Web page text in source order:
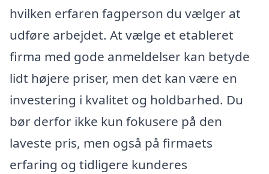
hvilken erfaren fagperson du vælger at
udføre arbejdet. At vælge et etableret
firma med gode anmeldelser kan betyde
lidt højere priser, men det kan være en
investering i kvalitet og holdbarhed. Du
bør derfor ikke kun fokusere på den
laveste pris, men også på firmaets
erfaring og tidligere kunderes